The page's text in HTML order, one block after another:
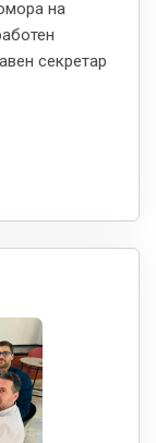
на
секретар